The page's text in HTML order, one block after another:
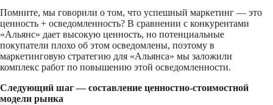
Помните, мы говорили о том, что успешный маркетинг — это
ценность + осведомленность? В сравнении с конкурентами
«Альянс» дает высокую ценность, но потенциальные
покупатели плохо об этом осведомлены, поэтому в
маркетинговую стратегию для «Альянса» мы заложили
комплекс работ по повышению этой осведомленности.
Следующий шаг — составление ценностно-стоимостной
модели рынка